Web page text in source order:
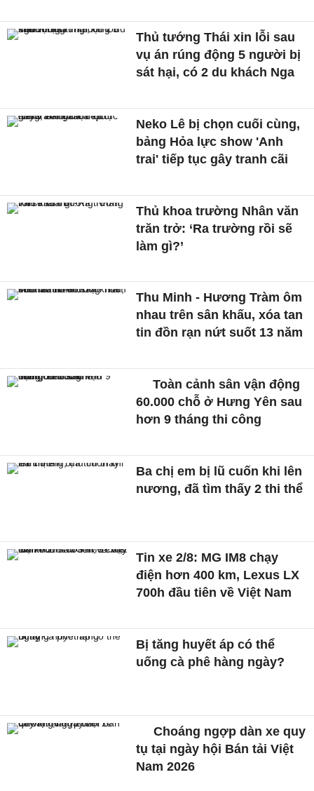
Thủ tướng Thái xin lỗi sau
vụ án rúng động 5 người bị
sát hại, có 2 du khách Nga
Neko Lê bị chọn cuối cùng,
bảng Hỏa lực show 'Anh
trai' tiếp tục gây tranh cãi
Thủ khoa trường Nhân văn
trăn trở: ‘Ra trường rồi sẽ
làm gì?’
Thu Minh - Hương Tràm ôm
nhau trên sân khấu, xóa tan
tin đồn rạn nứt suốt 13 năm
Toàn cảnh sân vận động
60.000 chỗ ở Hưng Yên sau
hơn 9 tháng thi công
Ba chị em bị lũ cuốn khi lên
nương, đã tìm thấy 2 thi thể
Tin xe 2/8: MG IM8 chạy
điện hơn 400 km, Lexus LX
700h đầu tiên về Việt Nam
Bị tăng huyết áp có thể
uống cà phê hàng ngày?
Choáng ngợp dàn xe quy
tụ tại ngày hội Bán tải Việt
Nam 2026